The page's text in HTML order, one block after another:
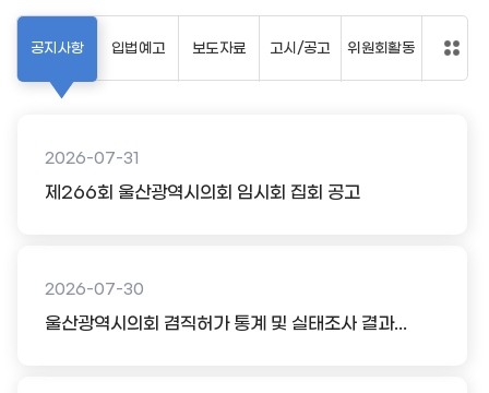
공지사항
2026-07-31
제266회 울산광역시의회 임시회 집회 공고
2026-07-30
울산광역시의회 겸직허가 통계 및 실태조사 결과...
입법예고 보도자료 고시/공고 위원회활동